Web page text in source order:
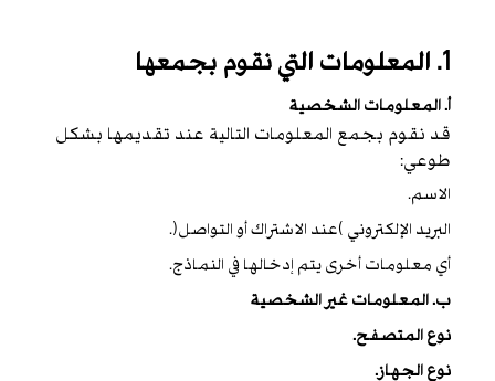
1. المعلومات التي نقوم بجمعها
أ. المعلومات الشخصية
قد نقوم بجمع المعلومات التالية عند تقديمها بشكل
طوعي:
الاسم.
البريد الإلكتروني (عند الاشتراك أو التواصل).
أي معلومات أخرى يتم إدخالها في النماذج.
ب. المعلومات غير الشخصية
نوع المتصفح.
نوع الجهاز.